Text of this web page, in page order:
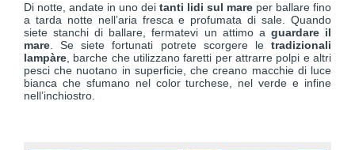
Di notte, andate in uno dei tanti lidi sul mare per ballare fino
a tarda notte nell’aria fresca e profumata di sale. Quando
siete stanchi di ballare, fermatevi un attimo a guardare il
mare . Se siete fortunati potrete scorgere le tradizionali
lampàre , barche che utilizzano faretti per attrarre polpi e altri
pesci che nuotano in superficie, che creano macchie di luce
bianca che sfumano nel color turchese, nel verde e infine
nell’inchiostro.